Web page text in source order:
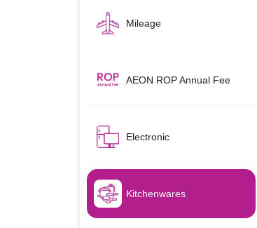
Mileage
AEON ROP Annual Fee
Electronic
Kitchenwares